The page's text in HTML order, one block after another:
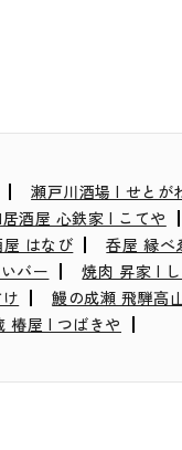
瀬戸川酒場 | せとが
居酒屋 心鉄家 | こてや
はなび
呑屋 縁べ
バー
焼肉 昇家 |
鰻の成瀬 飛騨高
椿屋 | つばきや